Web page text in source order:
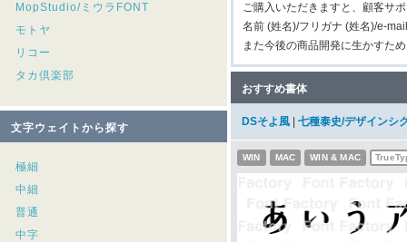
MopStudio/ミウラFONT
モトヤ
リコー
タカ倶楽部
文字ウェイトから探す
極細
中細
普通
中字
ご購入いただきますと、顧客サ
名前 (姓名)/フリガナ (姓名)/e-
また今後の商品開発に生かすた
おすすめ書体
DSそよ風 七種泰史/デザインシ
WIN MAC WIN & MAC